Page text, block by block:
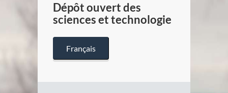
Dépôt ouvert des
sciences et technologie
Français